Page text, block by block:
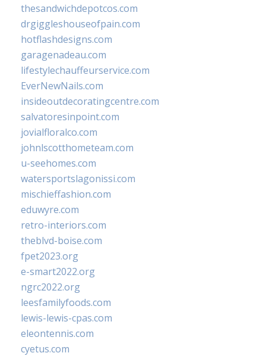
thesandwichdepotcos.com
drgiggleshouseofpain.com
hotflashdesigns.com
garagenadeau.com
lifestylechauffeurservice.com
EverNewNails.com
insideoutdecoratingcentre.com
salvatoresinpoint.com
jovialfloralco.com
johnlscotthometeam.com
u-seehomes.com
watersportslagonissi.com
mischieffashion.com
eduwyre.com
retro-interiors.com
theblvd-boise.com
fpet2023.org
e-smart2022.org
ngrc2022.org
leesfamilyfoods.com
lewis-lewis-cpas.com
eleontennis.com
cyetus.com